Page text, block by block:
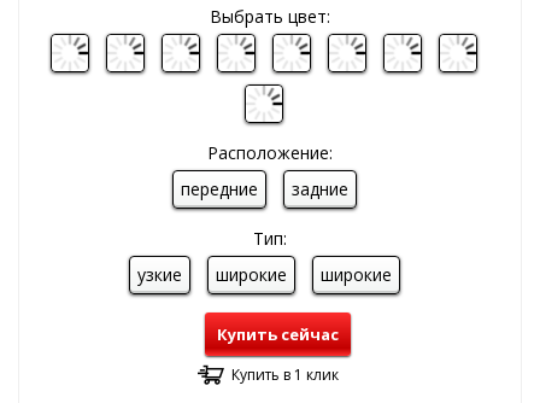
Выбрать цвет:
Расположение:
передние
задние
Тип:
узкие
широкие широкие
Купить сейчас
Купить в 1 клик